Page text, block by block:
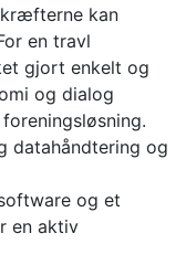
kan
en travl
gjort enkelt og
og dialog
datahåndtering og
og et
en aktiv